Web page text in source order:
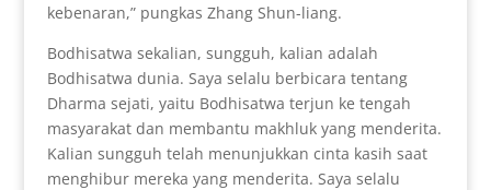
kebenaran,” pungkas Zhang Shun-liang.
Bodhisatwa sekalian, sungguh, kalian adalah
Bodhisatwa dunia. Saya selalu berbicara tentang
Dharma sejati, yaitu Bodhisatwa terjun ke tengah
masyarakat dan membantu makhluk yang menderita.
Kalian sungguh telah menunjukkan cinta kasih saat
menghibur mereka yang menderita. Saya selalu